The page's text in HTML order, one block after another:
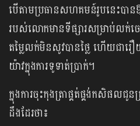
បើតាមប្រធានសហគមន៍រូបនេះប
របស់លោកមានទីផ្សារ​សម្រាប់លក់ច
តម្លៃលក់មិនសូវបានថ្លៃ ហើយជា
យ៉ាវក្នុងការទូទាត់ប្រាក់។
ក្នុងការចុះកុងត្រាផ្គត់ផ្គង់កសិផល
ដឹងដែរថា៖